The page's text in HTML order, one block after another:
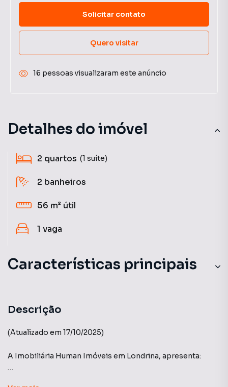
Detalhes do imóvel
2 quartos (1 suíte)
2 banheiros
56 m² útil
1 vaga
Características principais
Salão gourmet
Portaria 24h
Circuito Interno TV
Descrição
(Atualizado em 17/10/2025)
A Imobiliária Human Imóveis em Londrina, apresenta:
Solicitar contato
Quero visitar
16 pessoas visualizaram este anúncio